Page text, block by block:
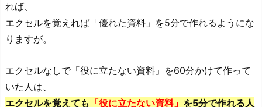
れば、
エクセルを覚えれば「優れた資料」を5分で作れるようにな
りますが。
エクセルなしで「役に立たない資料」を60分かけて作って
いた人は、
エクセルを覚えても 「役に立たない資料」 を5分で作れる人